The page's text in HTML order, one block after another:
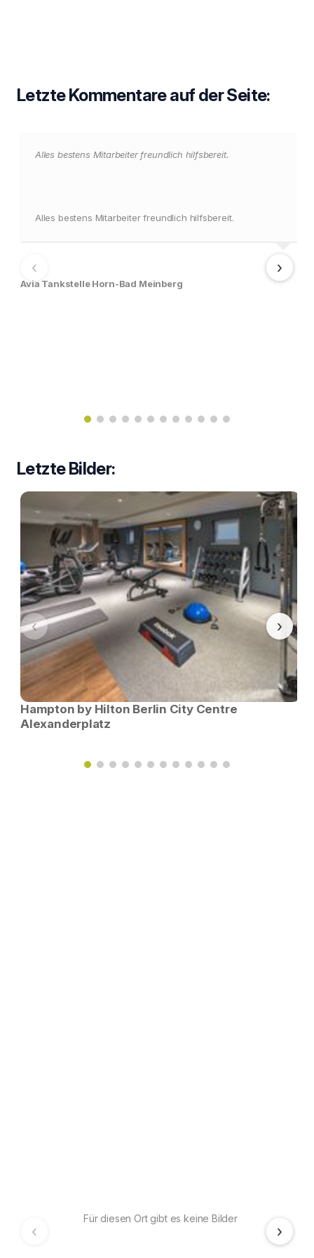
Letzte Kommentare auf der Seite:
‹ ›
Alles bestens Mitarbeiter freundlich hilfsbereit.
Alles bestens Mitarbeiter freundlich hilfsbereit.
Avia Tankstelle Horn-Bad Meinberg
Letzte Bilder:
‹ ›
Hampton by Hilton Berlin City Centre
Alexanderplatz
‹ ›
Für diesen Ort gibt es keine Bilder